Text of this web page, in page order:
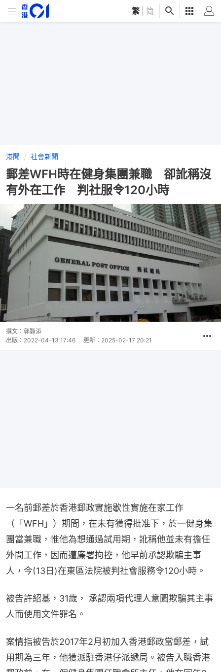
繁 简
港聞 社會新聞
郵差WFH時在健身集團兼職 卻訛稱沒
有外在工作 判社服令120小時
撰文： 郭顥添
出版： 2022-04-13 17:46 更新： 2025-02-17 20:21
一名前郵差於香港郵政實施歇性實施在家工作
（「WFH」）期間，在未有獲得批准下，於一健身集
團當兼職，惟他為想通過試用期，訛稱他並未有擔任
外間工作，因而遭廉署拘控，他早前承認欺騙主事
人，今(13日)在東區法院被判社會服務令120小時。
被告許紹基，31歲， 承認兩項代理人意圖欺騙其主事
人而使用文件罪名。
案情指被告於2017年2月初加入香港郵政當郵差，試
用期為三年，他獲派駐香港仔派遞局。被告入職香港